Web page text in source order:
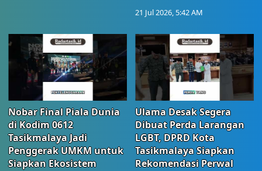
21 Jul 2026, 5:42 AM
Nobar Final Piala Dunia
di Kodim 0612
Tasikmalaya Jadi
Penggerak UMKM untuk
Siapkan Ekosistem
Ulama Desak Segera
Dibuat Perda Larangan
LGBT, DPRD Kota
Tasikmalaya Siapkan
Rekomendasi Perwal